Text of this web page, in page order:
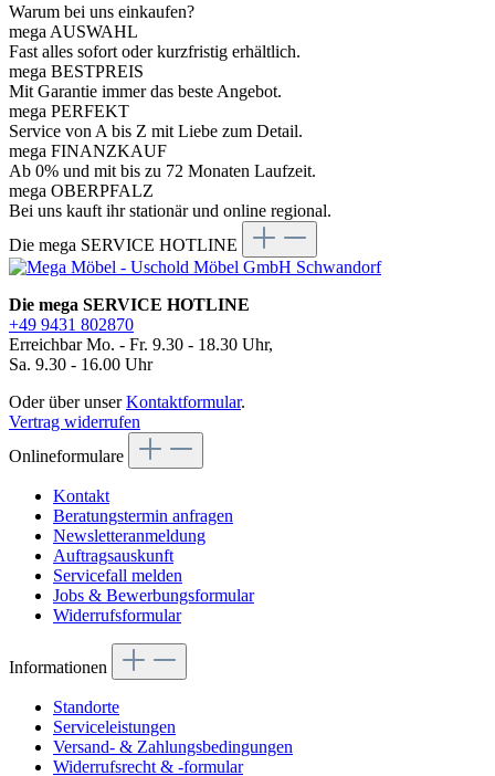
Warum bei uns einkaufen?
mega AUSWAHL
Fast alles sofort oder kurzfristig erhältlich.
mega BESTPREIS
Mit Garantie immer das beste Angebot.
mega PERFEKT
Service von A bis Z mit Liebe zum Detail.
mega FINANZKAUF
Ab 0% und mit bis zu 72 Monaten Laufzeit.
mega OBERPFALZ
Bei uns kauft ihr stationär und online regional.
Die mega SERVICE HOTLINE
Die mega SERVICE HOTLINE
+49 9431 802870
Erreichbar Mo. - Fr. 9.30 - 18.30 Uhr,
Sa. 9.30 - 16.00 Uhr
Oder über unserKontaktformular.
Vertrag widerrufen
Onlineformulare
Kontakt
Beratungstermin anfragen
Newsletteranmeldung
Auftragsauskunft
Servicefall melden
Jobs & Bewerbungsformular
Widerrufsformular
Informationen
Standorte
Serviceleistungen
Versand- & Zahlungsbedingungen
Widerrufsrecht & -formular